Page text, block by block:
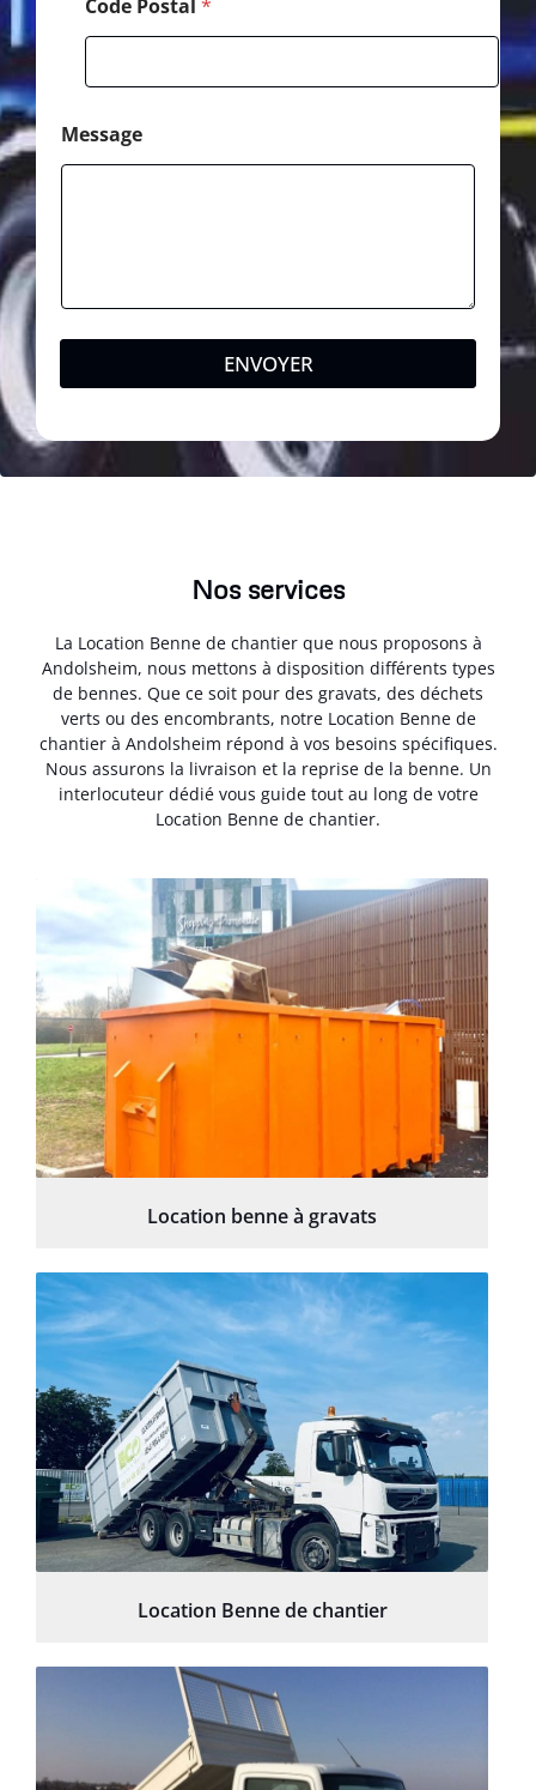
Code Postal *
Message
ENVOYER
Nos services
La Location Benne de chantier que nous proposons à
Andolsheim, nous mettons à disposition différents types
de bennes. Que ce soit pour des gravats, des déchets
verts ou des encombrants, notre Location Benne de
chantier à Andolsheim répond à vos besoins spécifiques.
Nous assurons la livraison et la reprise de la benne. Un
interlocuteur dédié vous guide tout au long de votre
Location Benne de chantier.
Location benne à gravats
Location Benne de chantier